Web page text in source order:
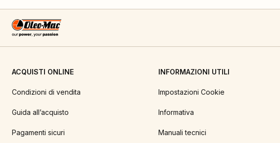
ACQUISTI ONLINE
Condizioni di vendita
Guida all’acquisto
Pagamenti sicuri
INFORMAZIONI UTILI
Impostazioni Cookie
Informativa
Manuali tecnici